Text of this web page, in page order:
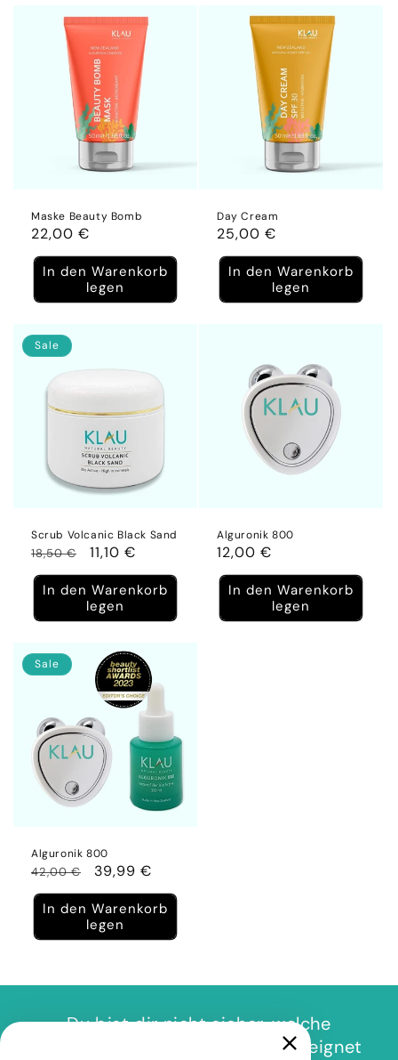
Maske Beauty Bomb
Normaler
Preis
22,00 €
In den Warenkorb
legen
Day Cream
Normaler
Preis
25,00 €
In den Warenkorb
legen
Sale
Scrub Volcanic Black Sand
Normaler
Preis
18,50 € Verkaufspreis
11,10 €
In den Warenkorb
legen
Alguronik 800
Normaler
Preis
12,00 €
In den Warenkorb
legen
Sale
Alguronik 800
Normaler
Preis
42,00 € Verkaufspreis
39,99 €
In den Warenkorb
legen
Du bist dir nicht sicher, welche
Produkte am besten für dich geeignet